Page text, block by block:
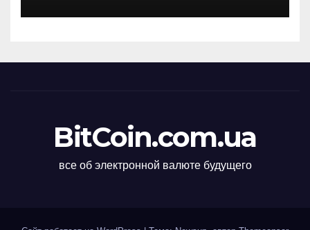
BitCoin.com.ua
все об электронной валюте будущего